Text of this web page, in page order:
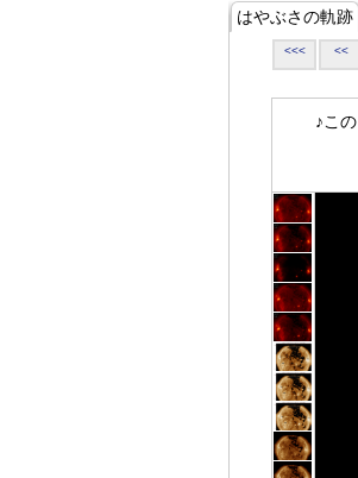
はやぶさの軌跡
<<< <<
♪この